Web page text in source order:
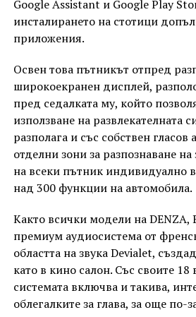
Google Assistant и Google Play
инсталирането на стотици
приложения.
Освен това пътникът отпред
широкоекранен дисплей,
пред седалката му, който
използване на развлекателната
разполага и със собствен гласов
отделни зони за разпознаване
на всеки пътник индивидуално
над 300 функции на автомобила.
Както всички модели на DENZA,
премиум аудиосистема от
областта на звука Devialet,
като в кино салон. Със своите 18
системата включва и такива,
облегалките за глава, за още